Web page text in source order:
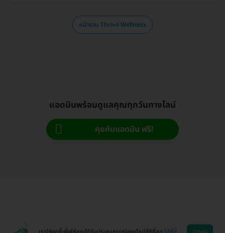
หน้ารวม Thrive Wellness
แอดมินพร้อมดูแลคุณทุกวันทางไลน์
คุยกับแอดมิน ฟรี!